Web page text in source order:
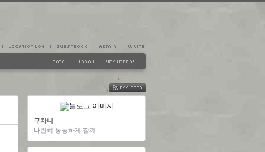
FEED
구차니
나란히 동등하게 함께